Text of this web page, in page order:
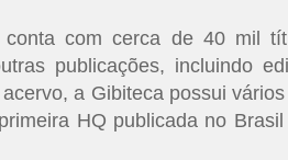
conta com cerca de 40 mil
publicações, incluindo
a Gibiteca possui
HQ publicada no